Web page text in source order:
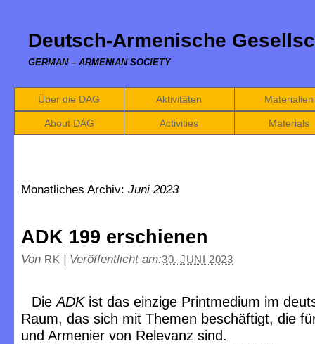
Deutsch-Armenische
GERMAN – ARMENIAN SOCIETY
Über die DAG Aktivitäten Materialien
About DAG Activities Materials
Monatliches Archiv: Juni 2023
ADK 199 erschienen
Von RK | Veröffentlicht am:30. JUNI 2023
DieADKist das einzige Printmedium im
Raum, das sich mit Themen beschäftigt, die
und Armenier von Relevanz sind.